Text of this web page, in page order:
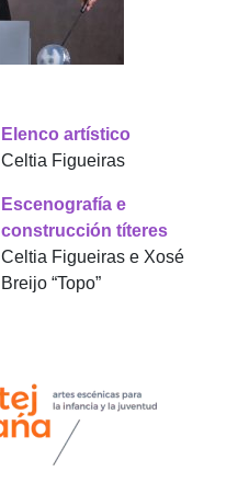
Elenco artístico
Celtia Figueiras
Escenografía e
construcción títeres
Celtia Figueiras e Xosé
Breijo “Topo”